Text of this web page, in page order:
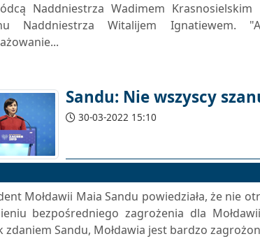
Naddniestrza Wadimem
Naddniestrza Witalijem Ignatiewem.
Sandu: Nie wszyscy
30-03-2022 15:10
Mołdawii Maia Sandu powiedziała, że nie
bezpośredniego zagrożenia dla
zdaniem Sandu, Mołdawia jest bardzo